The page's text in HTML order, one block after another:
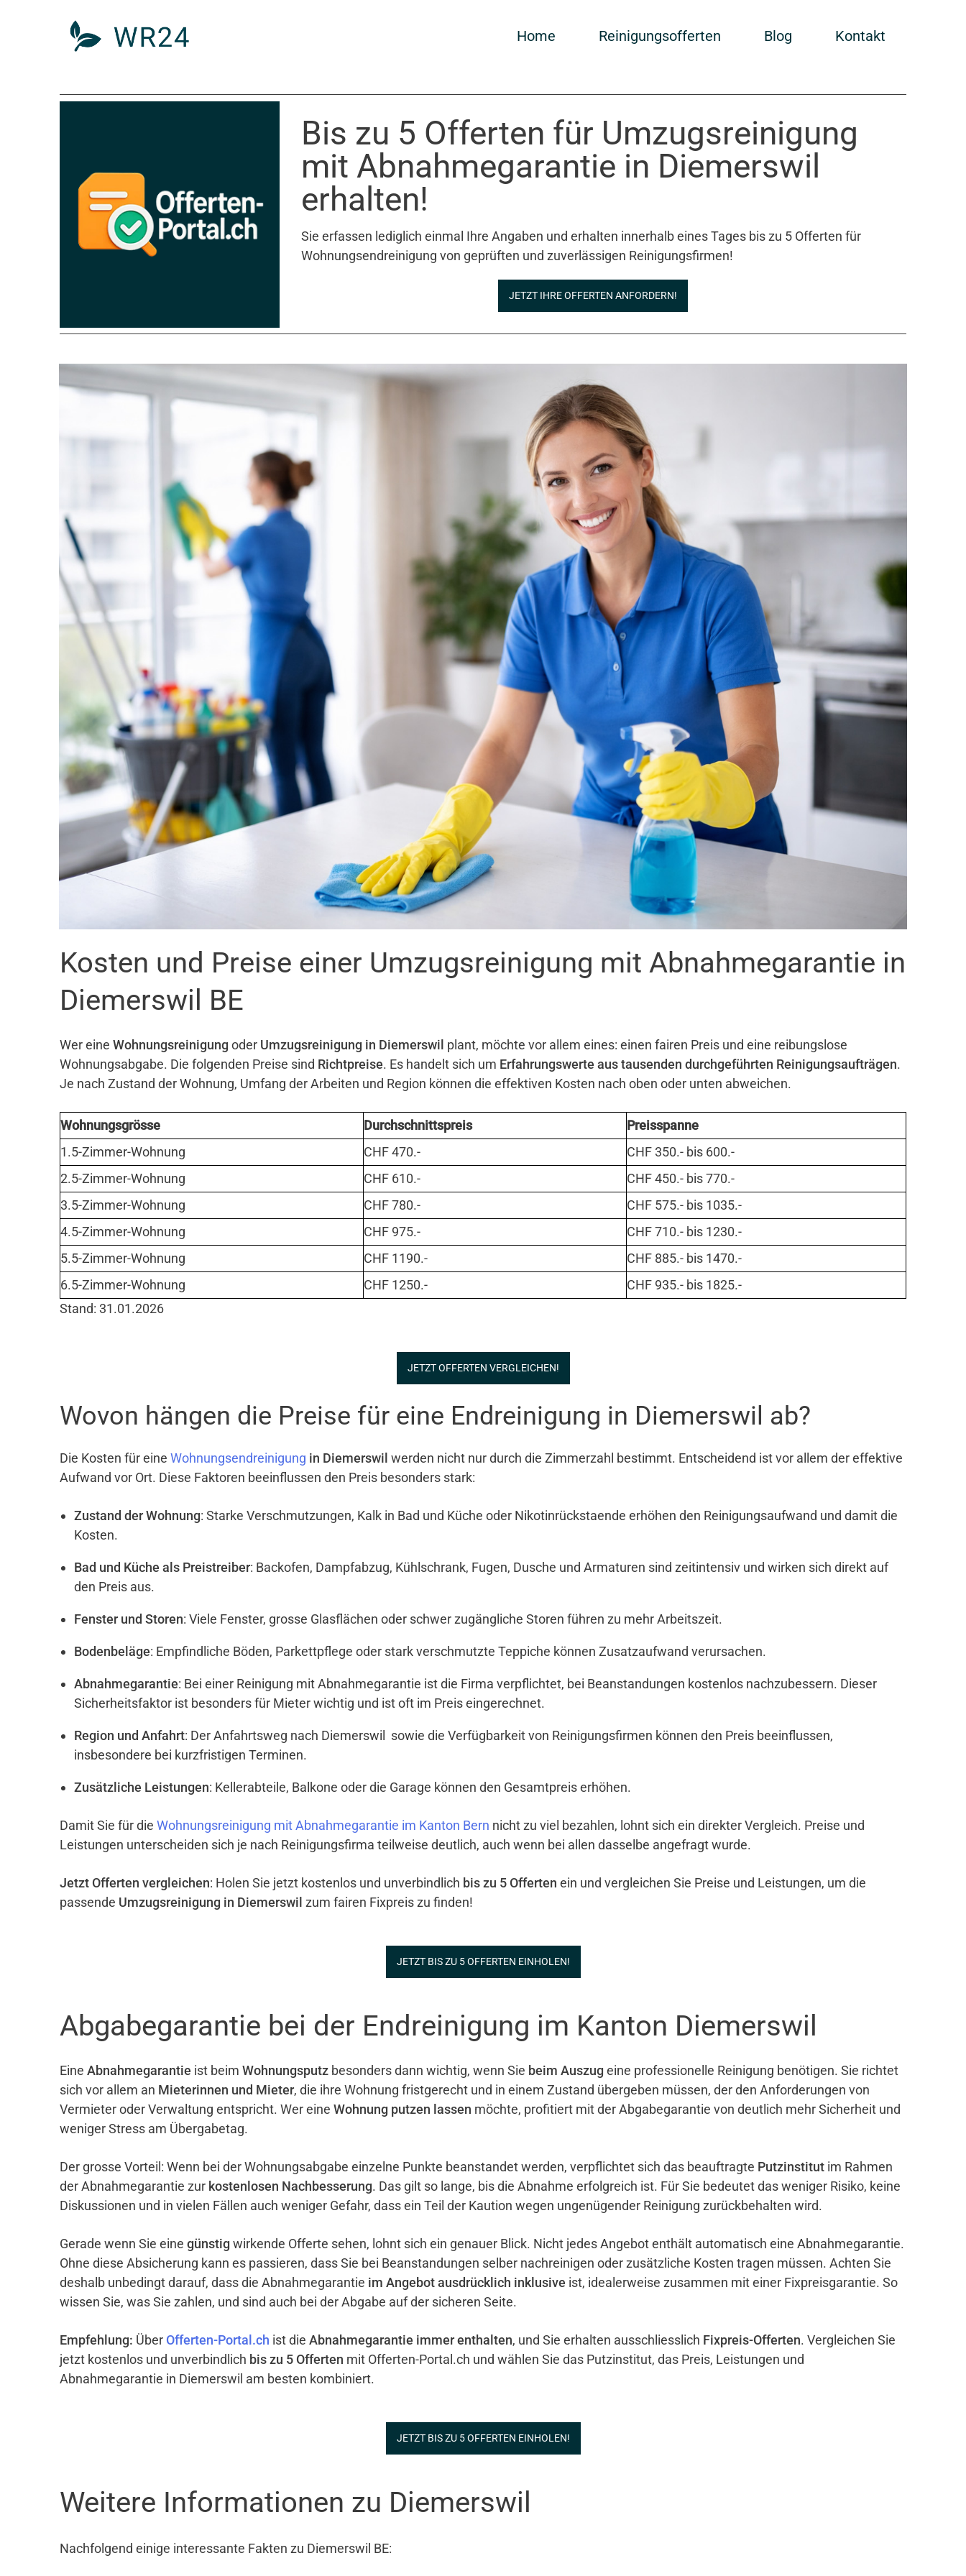
Home Reinigungsofferten Blog Kontakt
Bis zu 5 Offerten für Umzugsreinigung
mit Abnahmegarantie in Diemerswil
erhalten!
Sie erfassen lediglich einmal Ihre Angaben und erhalten innerhalb eines Tages bis zu 5 Offerten für
Wohnungsendreinigung von geprüften und zuverlässigen Reinigungsfirmen!
JETZT IHRE OFFERTEN ANFORDERN!
Kosten und Preise einer Umzugsreinigung mit Abnahmegarantie in
Diemerswil BE
Wer eine Wohnungsreinigung oder Umzugsreinigung in Diemerswil plant, möchte vor allem eines: einen fairen Preis und eine reibungslose
Wohnungsabgabe. Die folgenden Preise sind Richtpreise. Es handelt sich um Erfahrungswerte aus tausenden durchgeführten Reinigungsaufträgen.
Je nach Zustand der Wohnung, Umfang der Arbeiten und Region können die effektiven Kosten nach oben oder unten abweichen.
Wohnungsgrösse Durchschnittspreis
Preisspanne
1.5-Zimmer-Wohnung
CHF 470.-
CHF 350.- bis 600.-
2.5-Zimmer-Wohnung
CHF 610.-
CHF 450.- bis 770.-
3.5-Zimmer-Wohnung
CHF 780.-
CHF 575.- bis 1035.-
4.5-Zimmer-Wohnung
CHF 975.-
CHF 710.- bis 1230.-
5.5-Zimmer-Wohnung
CHF 1190.-
CHF 885.- bis 1470.-
6.5-Zimmer-Wohnung
CHF 1250.-
CHF 935.- bis 1825.-
Stand: 31.01.2026
JETZT OFFERTEN VERGLEICHEN!
Wovon hängen die Preise für eine Endreinigung in Diemerswil ab?
Die Kosten für eine Wohnungsendreinigung in Diemerswil werden nicht nur durch die Zimmerzahl bestimmt. Entscheidend ist vor allem der effektive
Aufwand vor Ort. Diese Faktoren beeinflussen den Preis besonders stark:
Zustand der Wohnung: Starke Verschmutzungen, Kalk in Bad und Küche oder Nikotinrückstaende erhöhen den Reinigungsaufwand und damit die
Kosten.
Bad und Küche als Preistreiber: Backofen, Dampfabzug, Kühlschrank, Fugen, Dusche und Armaturen sind zeitintensiv und wirken sich direkt auf
den Preis aus.
Fenster und Storen: Viele Fenster, grosse Glasflächen oder schwer zugängliche Storen führen zu mehr Arbeitszeit.
Bodenbeläge: Empfindliche Böden, Parkettpflege oder stark verschmutzte Teppiche können Zusatzaufwand verursachen.
Abnahmegarantie: Bei einer Reinigung mit Abnahmegarantie ist die Firma verpflichtet, bei Beanstandungen kostenlos nachzubessern. Dieser
Sicherheitsfaktor ist besonders für Mieter wichtig und ist oft im Preis eingerechnet.
Region und Anfahrt: Der Anfahrtsweg nach Diemerswil sowie die Verfügbarkeit von Reinigungsfirmen können den Preis beeinflussen,
insbesondere bei kurzfristigen Terminen.
Zusätzliche Leistungen: Kellerabteile, Balkone oder die Garage können den Gesamtpreis erhöhen.
Damit Sie für die Wohnungsreinigung mit Abnahmegarantie im Kanton Bern nicht zu viel bezahlen, lohnt sich ein direkter Vergleich. Preise und
Leistungen unterscheiden sich je nach Reinigungsfirma teilweise deutlich, auch wenn bei allen dasselbe angefragt wurde.
Jetzt Offerten vergleichen: Holen Sie jetzt kostenlos und unverbindlich bis zu 5 Offerten ein und vergleichen Sie Preise und Leistungen, um die
passende Umzugsreinigung in Diemerswil zum fairen Fixpreis zu finden!
JETZT BIS ZU 5 OFFERTEN EINHOLEN!
Abgabegarantie bei der Endreinigung im Kanton Diemerswil
Eine Abnahmegarantie ist beim Wohnungsputz besonders dann wichtig, wenn Sie beim Auszug eine professionelle Reinigung benötigen. Sie richtet
sich vor allem an Mieterinnen und Mieter, die ihre Wohnung fristgerecht und in einem Zustand übergeben müssen, der den Anforderungen von
Vermieter oder Verwaltung entspricht. Wer eine Wohnung putzen lassen möchte, profitiert mit der Abgabegarantie von deutlich mehr Sicherheit und
weniger Stress am Übergabetag.
Der grosse Vorteil: Wenn bei der Wohnungsabgabe einzelne Punkte beanstandet werden, verpflichtet sich das beauftragte Putzinstitut im Rahmen
der Abnahmegarantie zur kostenlosen Nachbesserung. Das gilt so lange, bis die Abnahme erfolgreich ist. Für Sie bedeutet das weniger Risiko, keine
Diskussionen und in vielen Fällen auch weniger Gefahr, dass ein Teil der Kaution wegen ungenügender Reinigung zurückbehalten wird.
Gerade wenn Sie eine günstig wirkende Offerte sehen, lohnt sich ein genauer Blick. Nicht jedes Angebot enthält automatisch eine Abnahmegarantie.
Ohne diese Absicherung kann es passieren, dass Sie bei Beanstandungen selber nachreinigen oder zusätzliche Kosten tragen müssen. Achten Sie
deshalb unbedingt darauf, dass die Abnahmegarantie im Angebot ausdrücklich inklusive ist, idealerweise zusammen mit einer Fixpreisgarantie. So
wissen Sie, was Sie zahlen, und sind auch bei der Abgabe auf der sicheren Seite.
Empfehlung: Über Offerten-Portal.ch ist die Abnahmegarantie immer enthalten, und Sie erhalten ausschliesslich Fixpreis-Offerten. Vergleichen Sie
jetzt kostenlos und unverbindlich bis zu 5 Offerten mit Offerten-Portal.ch und wählen Sie das Putzinstitut, das Preis, Leistungen und
Abnahmegarantie in Diemerswil am besten kombiniert.
JETZT BIS ZU 5 OFFERTEN EINHOLEN!
Weitere Informationen zu Diemerswil
Nachfolgend einige interessante Fakten zu Diemerswil BE: